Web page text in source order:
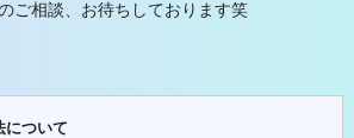
ご相談、お待ちしております笑
について